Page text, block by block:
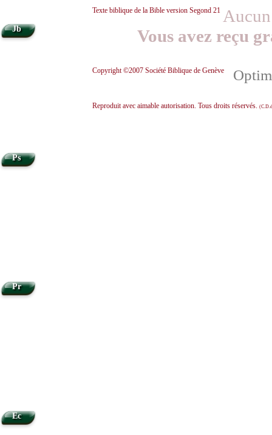
Texte biblique de la Bible version Segond 21
Vous avez reçu
Copyright ©2007 Société Biblique de Genève
Reproduit avec aimable autorisation. Tous droits réservés.
Jb
Ps
Pr
Ec